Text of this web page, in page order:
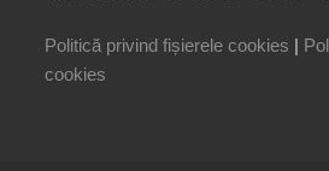
Politică privind fișierele cookies |
cookies